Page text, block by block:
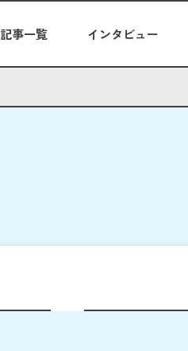
記事一覧 インタビュー